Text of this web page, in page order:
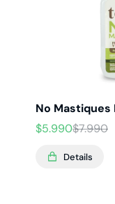
No Mastiques
$7.990
$5.990
Details